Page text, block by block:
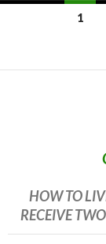
1
HOW TO
RECEIVE